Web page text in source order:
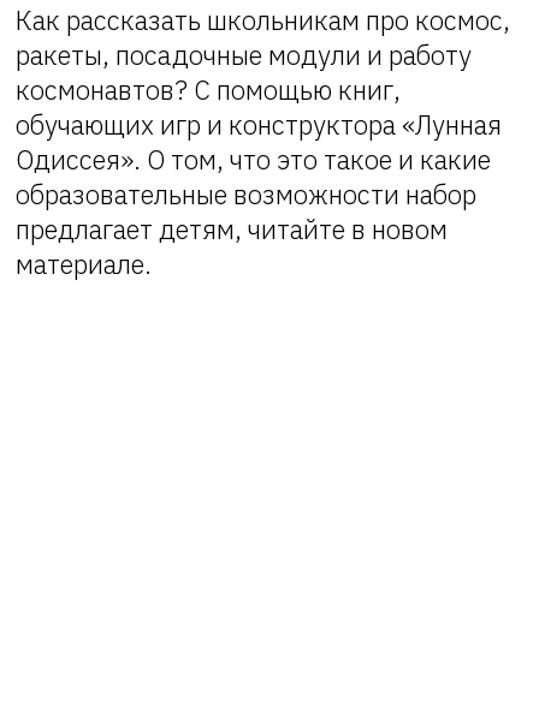
Как рассказать школьникам про космос,
ракеты, посадочные модули и работу
космонавтов? С помощью книг,
обучающих игр и конструктора «Лунная
Одиссея». О том, что это такое и какие
образовательные возможности набор
предлагает детям, читайте в новом
материале.